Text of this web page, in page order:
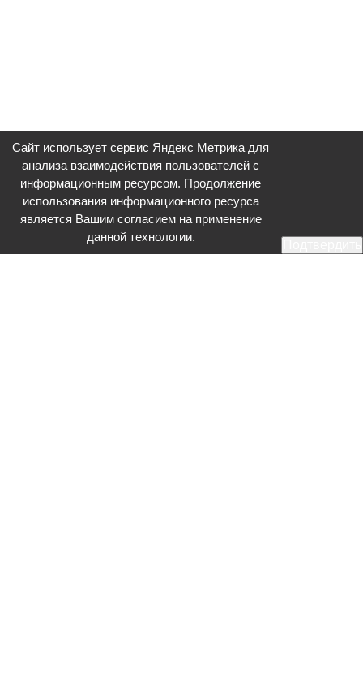
Сайт использует сервис Яндекс Метрика для
анализа взаимодействия пользователей с
информационным ресурсом. Продолжение
использования информационного ресурса
является Вашим согласием на применение
данной технологии.